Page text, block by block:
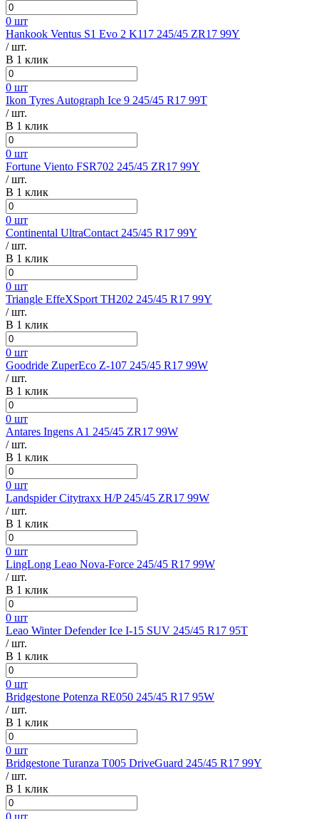
0 шт
Hankook Ventus S1 Evo 2 K117 245/45 ZR17 99Y
/ шт.
В 1 клик
0 шт
Ikon Tyres Autograph Ice 9 245/45 R17 99T
/ шт.
В 1 клик
0 шт
Fortune Viento FSR702 245/45 ZR17 99Y
/ шт.
В 1 клик
0 шт
Continental UltraContact 245/45 R17 99Y
/ шт.
В 1 клик
0 шт
Triangle EffeXSport TH202 245/45 R17 99Y
/ шт.
В 1 клик
0 шт
Goodride ZuperEco Z-107 245/45 R17 99W
/ шт.
В 1 клик
0 шт
Antares Ingens A1 245/45 ZR17 99W
/ шт.
В 1 клик
0 шт
Landspider Citytraxx H/P 245/45 ZR17 99W
/ шт.
В 1 клик
0 шт
LingLong Leao Nova-Force 245/45 R17 99W
/ шт.
В 1 клик
0 шт
Leao Winter Defender Ice I-15 SUV 245/45 R17 95T
/ шт.
В 1 клик
0 шт
Bridgestone Potenza RE050 245/45 R17 95W
/ шт.
В 1 клик
0 шт
Bridgestone Turanza T005 DriveGuard 245/45 R17 99Y
/ шт.
В 1 клик
0 шт